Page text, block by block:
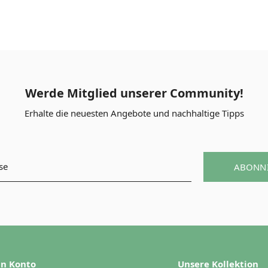
Werde Mitglied unserer Community!
Erhalte die neuesten Angebote und nachhaltige Tipps
Konto Unsere Kollektion